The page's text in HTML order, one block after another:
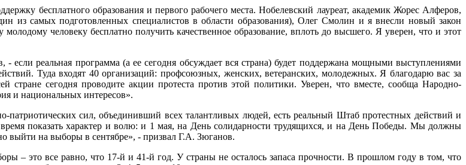
бесплатного образования и первого рабочего места. Нобелевский лауреат, академик Жорес Алферов,
из самых подготовленных специалистов в области образования), Олег Смолин и я внесли новый закон
человеку бесплатно получить качественное образование, вплоть до высшего. Я уверен, что и этот
реальная программа (а ее сегодня обсуждает вся страна) будет поддержана мощными выступлениями
Туда входят 40 организаций: профсоюзных, женских, ветеранских, молодежных. Я благодарю вас за
стране сегодня проводите акции протеста против этой политики. Уверен, что вместе, сообща Народно-
и национальных интересов».
сил, объединивший всех талантливых людей, есть реальный Штаб протестных действий и
показать характер и волю: и 1 мая, на День солидарности трудящихся, и на День Победы. Мы должны
выйти на выборы в сентябре», - призвал Г.А. Зюганов.
– это все равно, что 17-й и 41-й год. У страны не осталось запаса прочности. В прошлом году в том, что